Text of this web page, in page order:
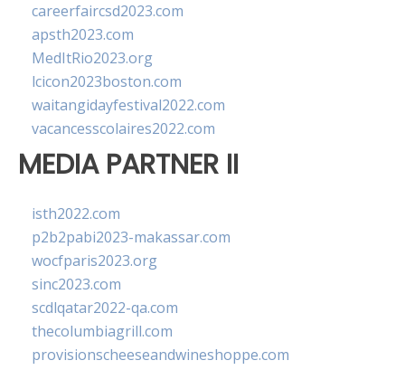
careerfaircsd2023.com
apsth2023.com
MedItRio2023.org
lcicon2023boston.com
waitangidayfestival2022.com
vacancesscolaires2022.com
MEDIA PARTNER II
isth2022.com
p2b2pabi2023-makassar.com
wocfparis2023.org
sinc2023.com
scdlqatar2022-qa.com
thecolumbiagrill.com
provisionscheeseandwineshoppe.com